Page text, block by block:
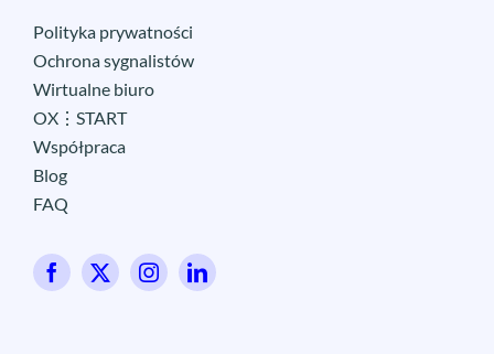
Polityka prywatności
Ochrona sygnalistów
Wirtualne biuro
OX⋮START
Współpraca
Blog
FAQ